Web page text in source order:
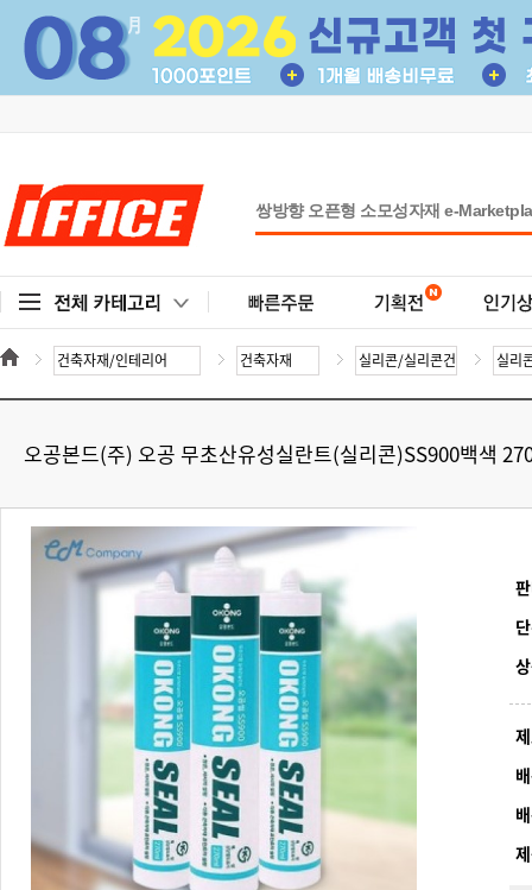
오공본드(주) 오공 무초산유성실란트(실리콘)SS900백색